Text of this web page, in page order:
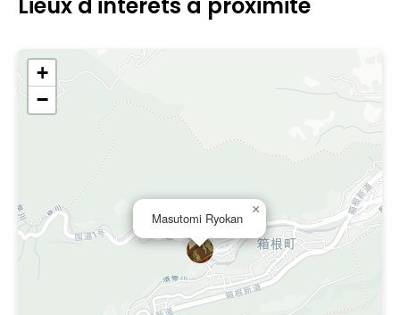
Lieux d'intérêts à proximité
Masutomi Ryokan
×
+
−